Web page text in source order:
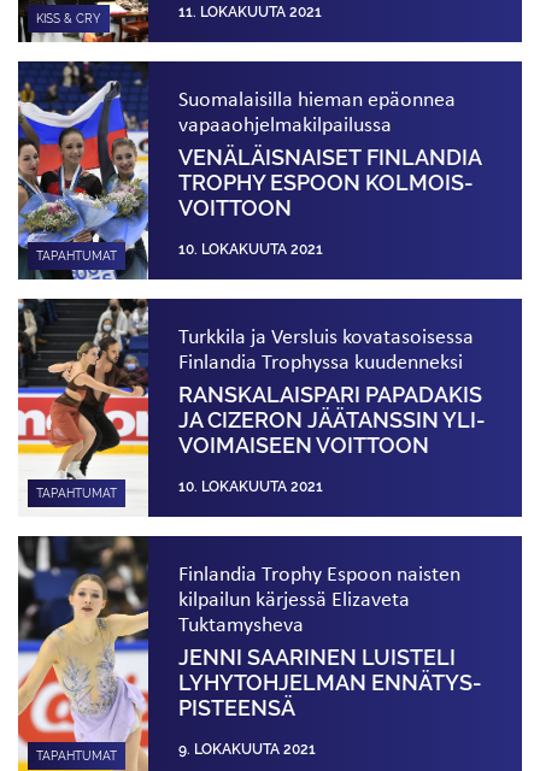
KISS & CRY 11. LOKAKUUTA 2021
TAPAHTUMAT
Suomalaisilla hieman epäonnea
vapaa­ohjelma­kilpailussa
VENÄLÄIS­NAISET FINLANDIA
TROPHY ESPOON KOLMOIS­
VOITTOON
10. LOKAKUUTA 2021
TAPAHTUMAT
Turkkila ja Versluis kovatasoisessa
Finlandia Trophyssa kuudenneksi
RANSKALAISPARI PAPADAKIS
JA CIZERON JÄÄTANSSIN YLI­
VOIMAISEEN VOITTOON
10. LOKAKUUTA 2021
TAPAHTUMAT
Finlandia Trophy Espoon naisten
kilpailun kärjessä Elizaveta
Tuktamysheva
JENNI SAARINEN LUISTELI
LYHYTOHJELMAN ENNÄTYS­
PISTEENSÄ
9. LOKAKUUTA 2021